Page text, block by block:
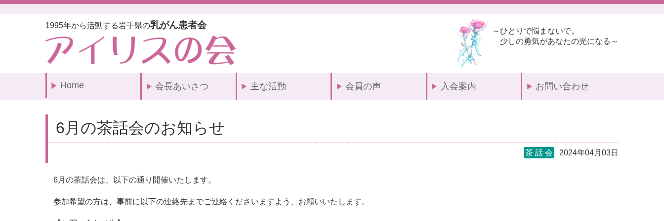
1995年から活動する岩手県の乳がん患者会
～ひとりで悩まないで。
少しの勇気があなたの光になる～
Home 会長あいさつ 主な活動 会員の声 入会案内 お問い合わせ
6月の茶話会のお知らせ
茶 話 会 2024年04月03日
6月の茶話会は、以下の通り開催いたします。
参加希望の方は、事前に以下の連絡先までご連絡くださいますよう、お願いいたします。